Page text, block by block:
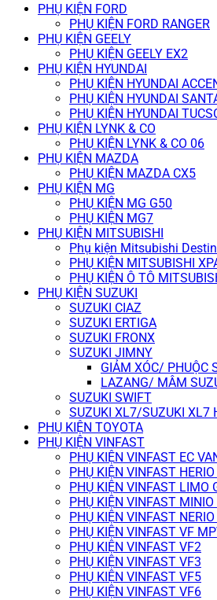
PHỤ KIỆN FORD
PHỤ KIỆN FORD RANGER
PHỤ KIỆN GEELY
PHỤ KIỆN GEELY EX2
PHỤ KIỆN HYUNDAI
PHỤ KIỆN HYUNDAI
PHỤ KIỆN HYUNDAI
PHỤ KIỆN HYUNDAI
PHỤ KIỆN LYNK & CO
PHỤ KIỆN LYNK & CO 06
PHỤ KIỆN MAZDA
PHỤ KIỆN MAZDA CX5
PHỤ KIỆN MG
PHỤ KIỆN MG G50
PHỤ KIỆN MG7
PHỤ KIỆN MITSUBISHI
Phụ kiện Mitsubishi
PHỤ KIỆN MITSUBISHI
PHỤ KIỆN Ô TÔ
PHỤ KIỆN SUZUKI
SUZUKI CIAZ
SUZUKI ERTIGA
SUZUKI FRONX
SUZUKI JIMNY
GIẢM XÓC/ PHUỘC
LAZANG/ MÂM
SUZUKI SWIFT
SUZUKI XL7/SUZUKI XL7
PHỤ KIỆN TOYOTA
PHỤ KIỆN VINFAST
PHỤ KIỆN VINFAST EC
PHỤ KIỆN VINFAST HERIO
PHỤ KIỆN VINFAST LIMO
PHỤ KIỆN VINFAST MINIO
PHỤ KIỆN VINFAST NERIO
PHỤ KIỆN VINFAST VF
PHỤ KIỆN VINFAST VF2
PHỤ KIỆN VINFAST VF3
PHỤ KIỆN VINFAST VF5
PHỤ KIỆN VINFAST VF6